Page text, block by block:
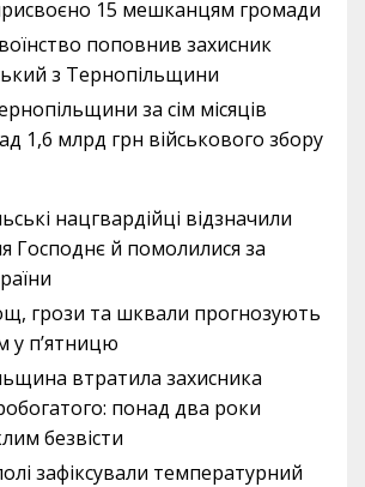
15 мешканцям громади
поповнив захисник
з Тернопільщини
за сім місяців
1,6 млрд грн військового збору
нацгвардійці відзначили
Господнє й помолилися за
грози та шквали прогнозують
у п’ятницю
втратила захисника
понад два роки
безвісти
зафіксували температурний